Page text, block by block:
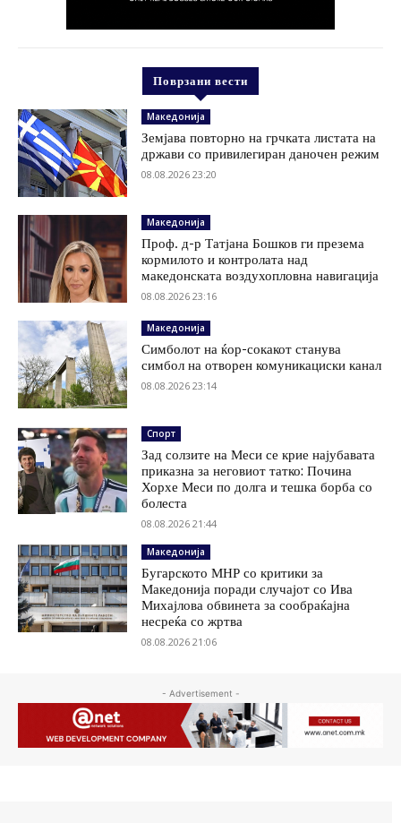
Поврзани вести
Македонија
Земјава повторно на грчката листата на
држави со привилегиран даночен режим
08.08.2026 23:20
Македонија
Проф. д-р Татјана Бошков ги презема
кормилото и контролата над
македонската воздухопловна навигација
08.08.2026 23:16
Македонија
Симболот на ќор-сокакот станува
симбол на отворен комуникациски канал
08.08.2026 23:14
Спорт
Зад солзите на Меси се крие најубавата
приказна за неговиот татко: Почина
Хорхе Меси по долга и тешка борба со
болеста
08.08.2026 21:44
Македонија
Бугарското МНР со критики за
Македонија поради случајот со Ива
Михајлова обвинета за сообраќајна
несреќа со жртва
08.08.2026 21:06
- Advertisement -